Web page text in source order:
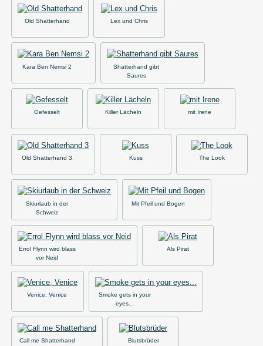
Old Shatterhand Lex und Chris
Kara Ben Nemsi 2
Shatterhand gibt
Saures
Gefesselt Killer Lächeln mit Irene
Old Shatterhand 3 Kuss The Look
Skiurlaub in der
Schweiz
Mit Pfeil und Bogen
Errol Flynn wird blass
vor Neid
Als Pirat
Venice, Venice
Smoke gets in your
eyes...
Call me Shatterhand Blutsbrüder